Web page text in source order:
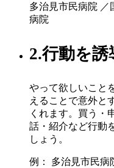
多治見市民病院 ／
病院
2.行動を誘
やって欲しいこと
えることで意外と
くれます。買う・
話・紹介など行動
しょう。
例： 多治見市民病